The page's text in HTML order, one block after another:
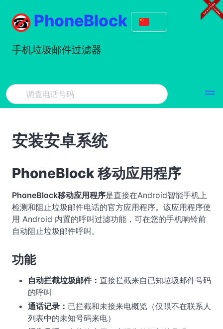
PhoneBlock
手机垃圾邮件过滤器
安装安卓系统
PhoneBlock 移动应用程序
PhoneBlock移动应用程序是直接在Android智能手机上
检测和阻止垃圾邮件电话的官方应用程序。该应用程序使
用 Android 内置的呼叫过滤功能，可在您的手机响铃前
自动阻止垃圾邮件呼叫。
功能
自动拦截垃圾邮件： 直接拦截来自已知垃圾邮件号码
的呼叫
通话记录： 已拦截和未接来电概览（仅限不在联系人
列表中的未知号码来电）